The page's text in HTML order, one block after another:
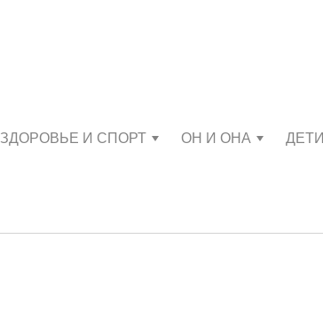
ЗДОРОВЬЕ И СПОРТ ОН И ОНА ДЕТИ